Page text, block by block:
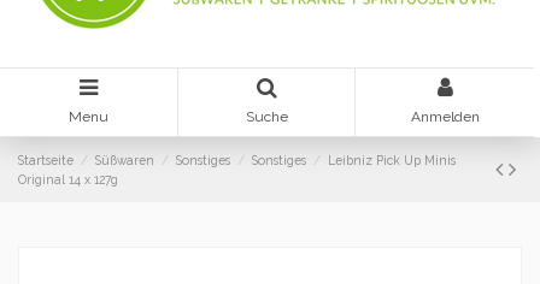
Menu Suche Anmelden
Startseite Süßwaren Sonstiges Sonstiges
Leibniz Pick Up Minis
Original 14 x 127g